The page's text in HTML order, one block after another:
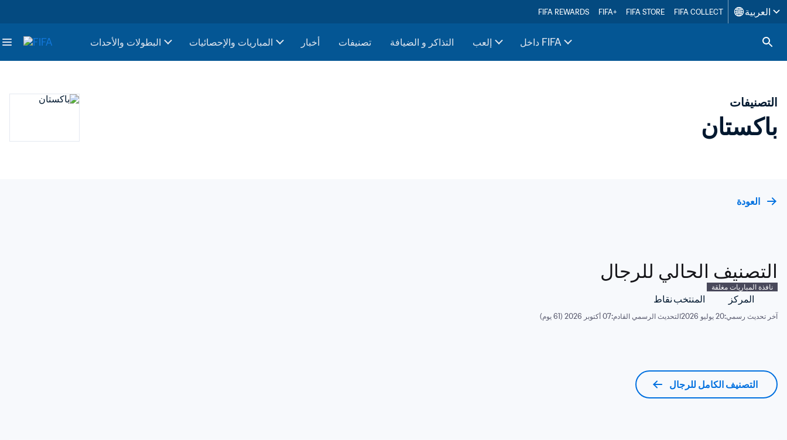
FIFA REWARDS FIFA+ FIFA STORE FIFA COLLECT العربية
البطولات والأحدات المباريات والإحصائيات أخبار تصنيفات التذاكر و الضيافة إلعب داخل FIFA
التصنيفات
باكستان
العودة
التصنيف الحالي للرجال
نافذة المباريات مغلقة
المركز المنتخب نقاط
آخر تحديث رسمي:20 يوليو 2026 التحديث الرسمي القادم:07 أكتوبر 2026 (61 يوم)
التصنيف الكامل للرجال